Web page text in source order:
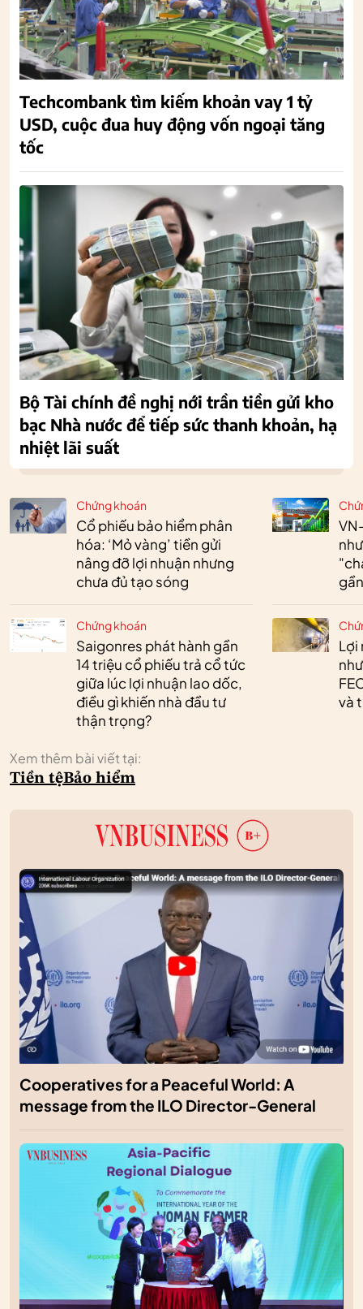
Chứng khoán
Cổ phiếu bảo hiểm phân
hóa: ‘Mỏ vàng’ tiền gửi
nâng đỡ lợi nhuận nhưng
chưa đủ tạo sóng
Chứng khoán
Saigonres phát hành gần
14 triệu cổ phiếu trả cổ tức
giữa lúc lợi nhuận lao dốc,
điều gì khiến nhà đầu tư
thận trọng?
Lợi
và
Xem thêm bài viết tại:
Tiền tệBảo hiểm
Techcombank tìm kiếm khoản vay 1 tỷ
USD, cuộc đua huy động vốn ngoại tăng
tốc
Bộ Tài chính đề nghị nới trần tiền gửi kho
bạc Nhà nước để tiếp sức thanh khoản, hạ
nhiệt lãi suất
Cooperatives for a Peaceful World: A
message from the ILO Director-General